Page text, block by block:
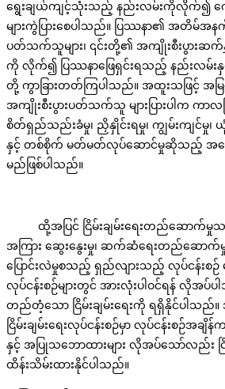
ရွေးချယ်ကျင့်သုံးသည့် နည်းလမ်းကိုလိုက်၍ ကေ
များကွဲပြားစေပါသည်။ ပြဿနာ၏ အတိမ်အနက်
ပတ်သက်သူများ၊ ၎င်းတို့၏ အကျိုးစီးပွားဆ
ကို လိုက်၍ ပြဿနာဖြေရှင်းရသည့် နည်းလမ်း
တို့ ကွာခြားတတ်ကြပါသည်။ အထူးသဖြင့် အမြ
အကျိုးစီးပွားပတ်သက်သူ များပြားပါက ကာ
စိတ်ရှည်သည်းခံမှု၊ ညှိနှိုင်းရမှု၊ ကျွမ်းကျင်မှု
နှင့် တစ်စိုက် မတ်မတ်လုပ်ဆောင်မှုဆိုသည့် အခြ
မည်ဖြစ်ပါသည်။
ထို့အပြင် ငြိမ်းချမ်းရေးတည်ဆောက်မှုသ
အကြား ဆွေးနွေးမှု၊ ဆက်ဆံရေးတည်ဆောက်
ပြောင်းလဲမှုစသည့် ရှည်လျားသည့် လုပ်ငန်းစဉ် မ
လုပ်ငန်းစဉ်များတွင် အားလုံးပါဝင်ရန် လိုအ
တည်တံ့သော ငြိမ်းချမ်းရေးကို ရရှိနိုင်ပါသည်။
ငြိမ်းချမ်းရေးလုပ်ငန်းစဉ်မှာ လုပ်ငန်းစဉ်အခ
နှင့် အပြုသဘောထားများ လိုအပ်သော်လည်း ငြိ
ထိန်းသိမ်းထားနိုင်ပါသည်။